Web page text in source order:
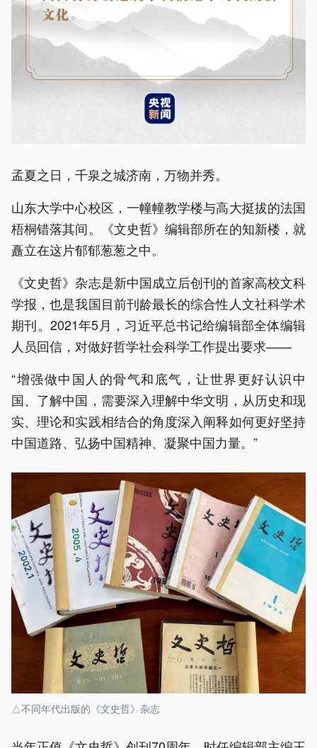
​孟夏之日，千泉之城济南，万物并秀。
山东大学中心校区，一幢幢教学楼与高大挺拔的法国
梧桐错落其间。《文史哲》编辑部所在的知新楼，就
矗立在这片郁郁葱葱之中。
《文史哲》杂志是新中国成立后创刊的首家高校文科
学报，也是我国目前刊龄最长的综合性人文社科学术
期刊。2021年5月，习近平总书记给编辑部全体编辑
人员回信，对做好哲学社会科学工作提出要求——
“增强做中国人的骨气和底气，让世界更好认识中
国、了解中国，需要深入理解中华文明，从历史和现
实、理论和实践相结合的角度深入阐释如何更好坚持
中国道路、弘扬中国精神、凝聚中国力量。”
△不同年代出版的《文史哲》杂志